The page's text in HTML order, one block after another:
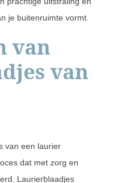
je buitenruimte vormt.
van
van
van een laurier
dat met zorg en
Laurierblaadjes